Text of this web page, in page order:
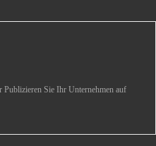
Publizieren Sie Ihr Unternehmen auf